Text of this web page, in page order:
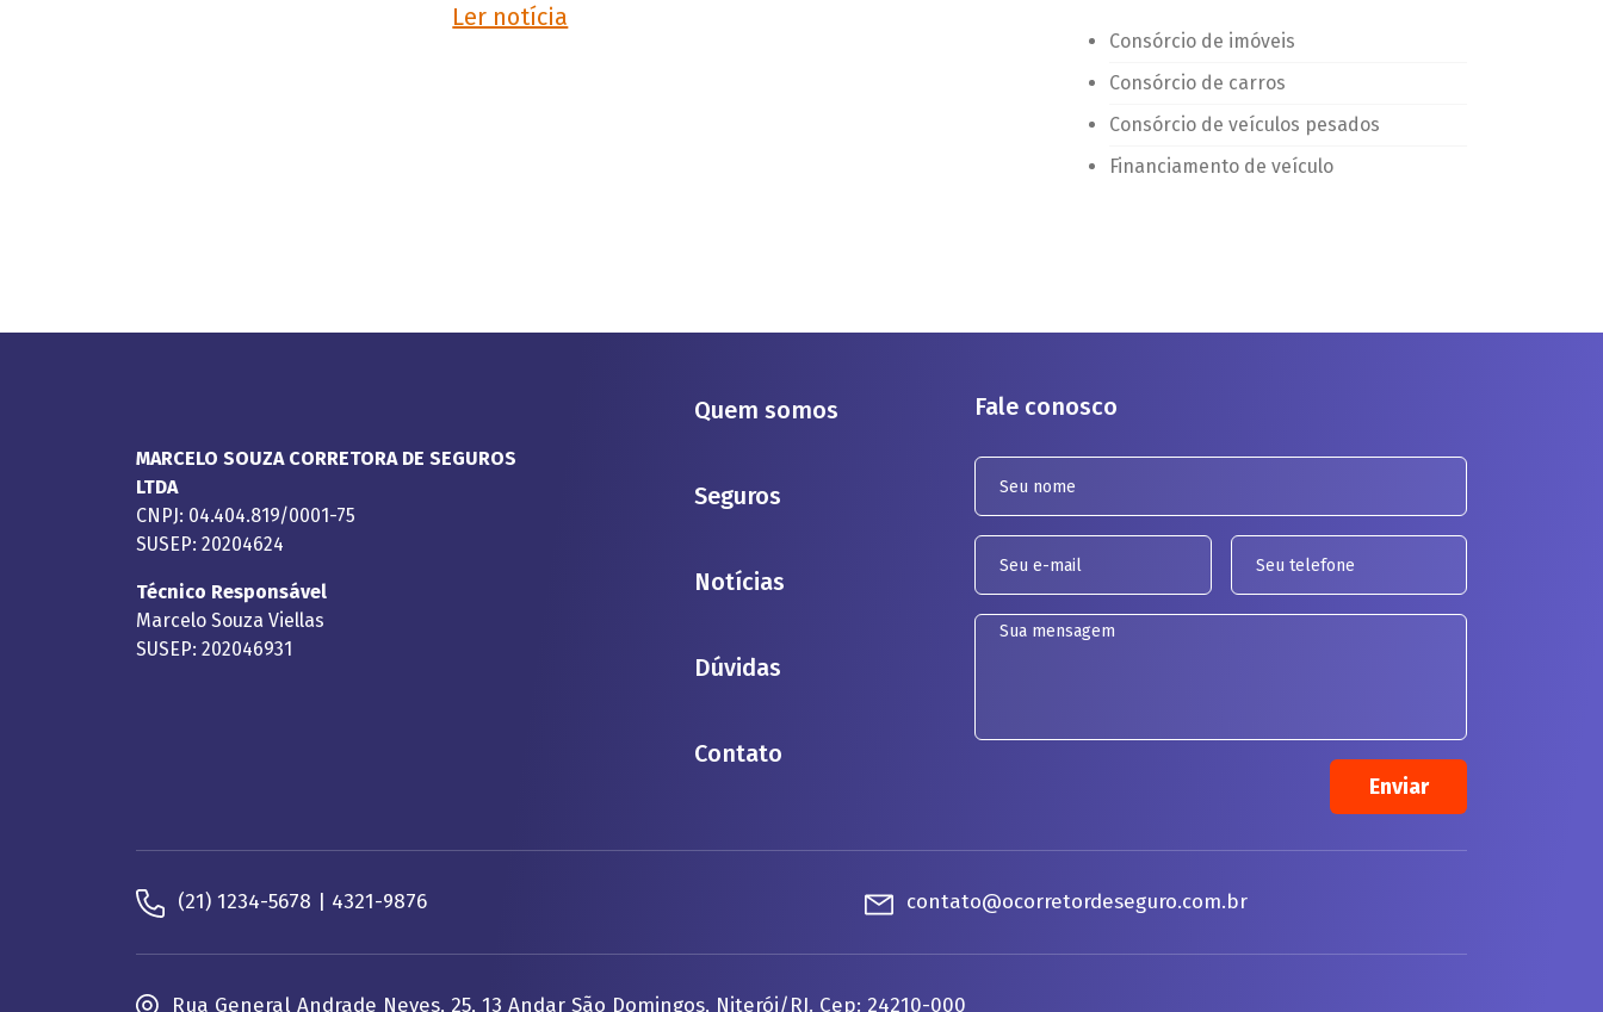
Ler notícia
Consórcio de imóveis
Consórcio de carros
Consórcio de veículos pesados
Financiamento de veículo
MARCELO SOUZA CORRETORA DE SEGUROS
LTDA
CNPJ: 04.404.819/0001-75
SUSEP: 20204624
Técnico Responsável
Marcelo Souza Viellas
SUSEP: 202046931
Quem somos
Seguros
Notícias
Dúvidas
Contato
Fale conosco
(21) 1234-5678 | 4321-9876 contato@ocorretordeseguro.com.br
Rua General Andrade Neves, 25, 13 Andar São Domingos, Niterói/RJ. Cep: 24210-000